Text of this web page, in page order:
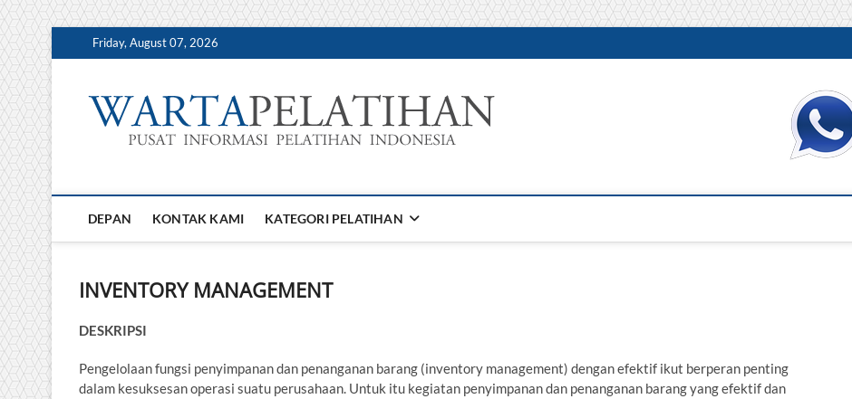
Skip
to
Friday, August 07, 2026
INFORMASI PELATIHAN DAN SERTIFIKASI TERBAIK DI INDONESIA
DEPAN KONTAK KAMI KATEGORI PELATIHAN
INVENTORY MANAGEMENT
DESKRIPSI
Pengelolaan fungsi penyimpanan dan penanganan barang (inventory management) dengan efektif ikut berperan penting
dalam kesuksesan operasi suatu perusahaan. Untuk itu kegiatan penyimpanan dan penanganan barang yang efektif dan